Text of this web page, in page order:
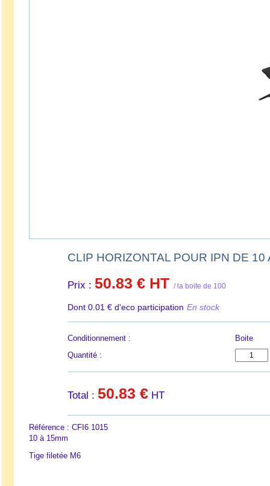
CLIP HORIZONTAL POUR IPN DE 10
Prix : 50.83 €HT / la boite de 100
Dont 0.01 € d'eco participation En stock
Conditionnement :
Boite
Quantité :
Total : 50.83 €HT
Référence : CFI6 1015
10 à 15mm
Tige filetée M6